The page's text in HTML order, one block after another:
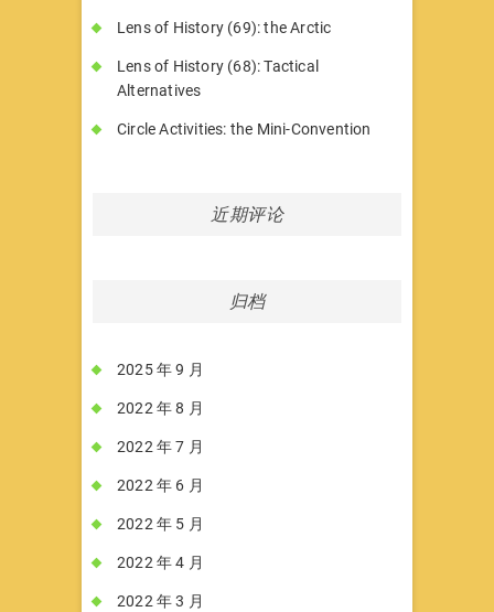
Lens of History (69): the Arctic
Lens of History (68): Tactical
Alternatives
Circle Activities: the Mini-Convention
近期评论
归档
2025 年 9 月
2022 年 8 月
2022 年 7 月
2022 年 6 月
2022 年 5 月
2022 年 4 月
2022 年 3 月